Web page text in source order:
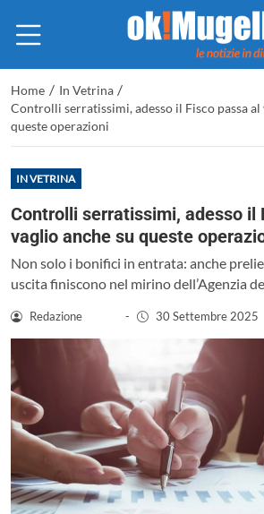
Home / In Vetrina /
Controlli serratissimi, adesso il Fisco passa al
queste operazioni
IN VETRINA
Controlli serratissimi, adesso il
vaglio anche su queste
Non solo i bonifici in entrata: anche
uscita finiscono nel mirino dell’Agenzia
Redazione - 30 Settembre 2025